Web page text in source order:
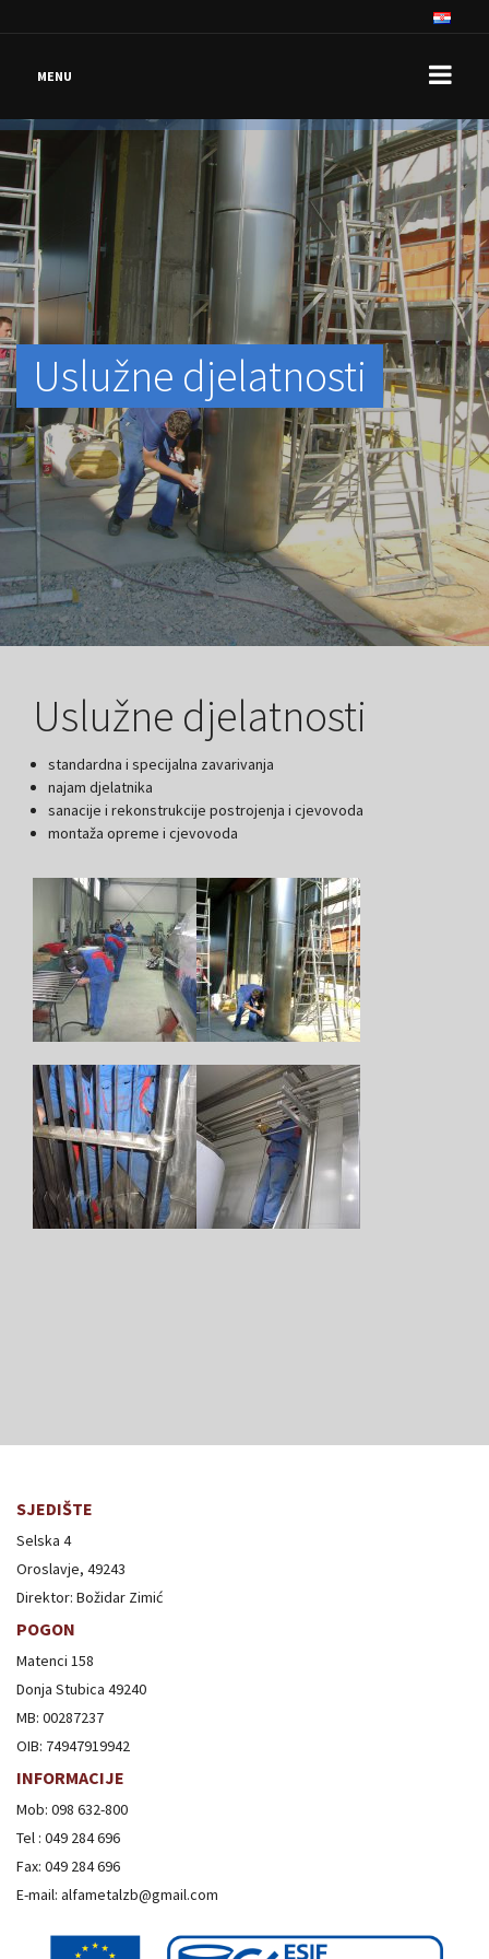
MENU
Uslužne djelatnosti
Uslužne djelatnosti
standardna i specijalna zavarivanja
najam djelatnika
sanacije i rekonstrukcije postrojenja i cjevovoda
montaža opreme i cjevovoda
SJEDIŠTE
Selska 4
Oroslavje, 49243
Direktor: Božidar Zimić
POGON
Matenci 158
Donja Stubica 49240
MB: 00287237
OIB: 74947919942
INFORMACIJE
Mob: 098 632-800
Tel : 049 284 696
Fax: 049 284 696
E-mail: alfametalzb@gmail.com